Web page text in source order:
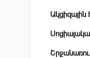
Ակցիզային